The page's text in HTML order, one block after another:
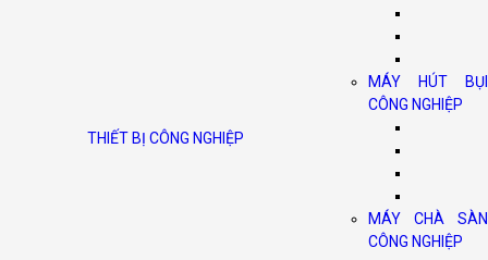
THIẾT BỊ CÔNG NGHIỆP
MÁY HÚT BỤI
CÔNG NGHIỆP
MÁY CHÀ SÀN
CÔNG NGHIỆP